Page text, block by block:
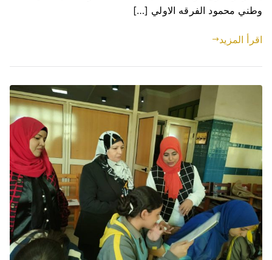
وطني محمود الفرقه الاولي […]
اقرأ المزيد